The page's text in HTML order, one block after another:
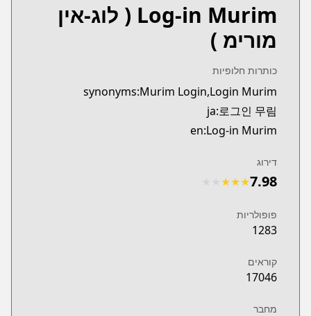
KakaoPage
KakaoPage
%EB%AC%B4%EB%A6%BC/54872059
Log-in Murim ( לוג-אין
מורימ )
כותרות חלופיות
synonyms:Murim Login,Login Murim
ja:로그인 무림
en:Log-in Murim
דירוג
7.98
★
★
★
פופולריות
1283
קוראים
17046
מחבר